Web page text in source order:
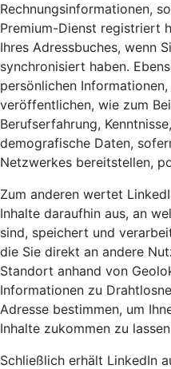
Rechnungsinformationen,
Premium-Dienst registriert
Ihres Adressbuches, wenn
synchronisiert haben.
persönlichen
veröffentlichen, wie zum
Berufserfahrung,
demografische Daten,
Netzwerkes bereitstellen,
Zum anderen wertet
Inhalte daraufhin aus, an
sind, speichert und
die Sie direkt an andere
Standort anhand von
Informationen zu
Adresse bestimmen, um
Inhalte zukommen zu
Schließlich erhält LinkedIn